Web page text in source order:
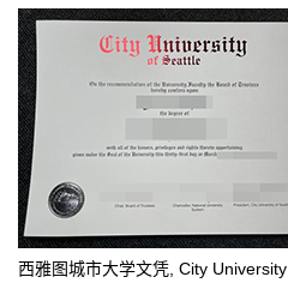
西雅图城市大学文凭, City